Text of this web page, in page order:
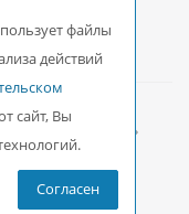
«Глобус»
файлы
действий
сайт, Вы
Согласен